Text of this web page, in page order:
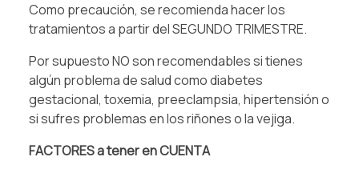
Como precaución, se recomienda hacer los
tratamientos a partir del SEGUNDO TRIMESTRE.
Por supuesto NO son recomendables si tienes
algún problema de salud como diabetes
gestacional, toxemia, preeclampsia, hipertensión o
si sufres problemas en los riñones o la vejiga.
FACTORES a tener en CUENTA